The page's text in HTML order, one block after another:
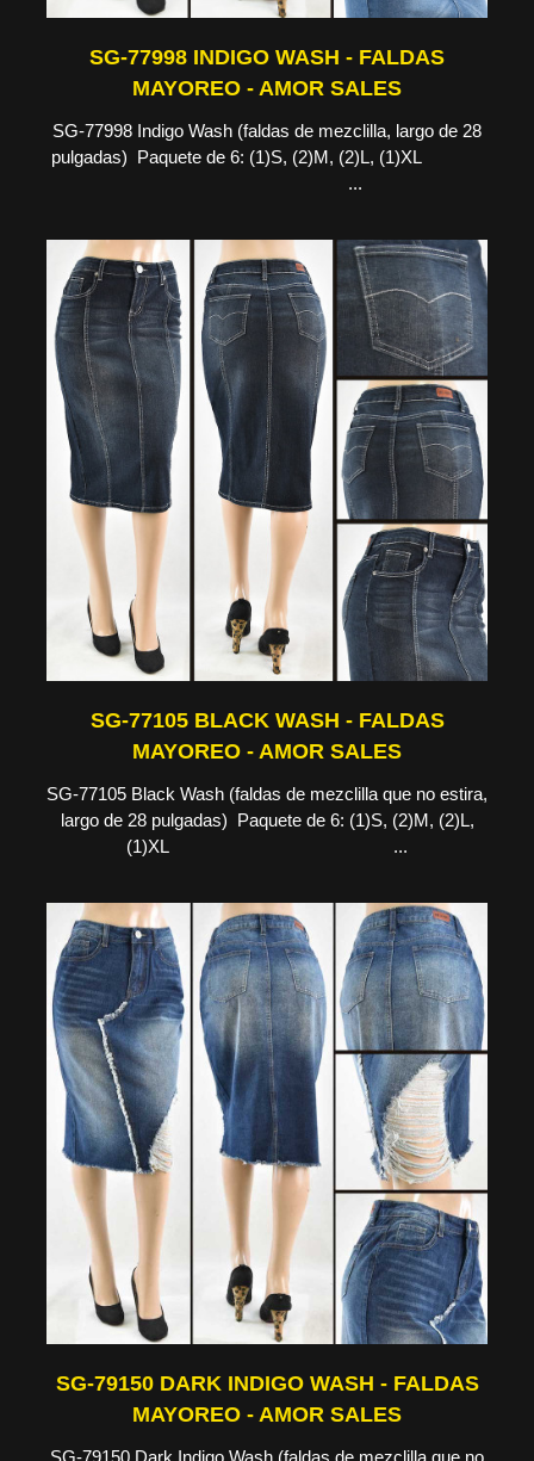
SG-77998 INDIGO WASH - FALDAS
MAYOREO - AMOR SALES
SG-77998 Indigo Wash (faldas de mezclilla, largo de 28
pulgadas) Paquete de 6: (1)S, (2)M, (2)L, (1)XL
...
SG-77105 BLACK WASH - FALDAS
MAYOREO - AMOR SALES
SG-77105 Black Wash (faldas de mezclilla que no estira,
largo de 28 pulgadas) Paquete de 6: (1)S, (2)M, (2)L,
(1)XL ...
SG-79150 DARK INDIGO WASH - FALDAS
MAYOREO - AMOR SALES